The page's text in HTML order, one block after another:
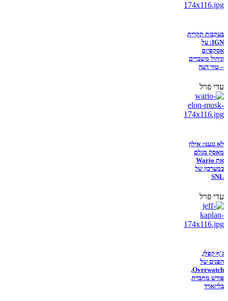
בעקבות תקרית
IGN: על
אסקפיזם
וניהול משברים
– טור דעה
עדי פרל
לא נגענו: אילון
מאסק מגלם
את Wario
במערכון של
SNL
עדי פרל
ג'ף קפלן,
הפנים של
Overwatch,
פורש מחברת
בליזארד